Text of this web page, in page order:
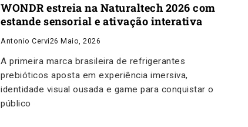
WONDR estreia na Naturaltech 2026 com
estande sensorial e ativação interativa
Antonio Cervi26 Maio, 2026
A primeira marca brasileira de refrigerantes
prebióticos aposta em experiência imersiva,
identidade visual ousada e game para conquistar o
público